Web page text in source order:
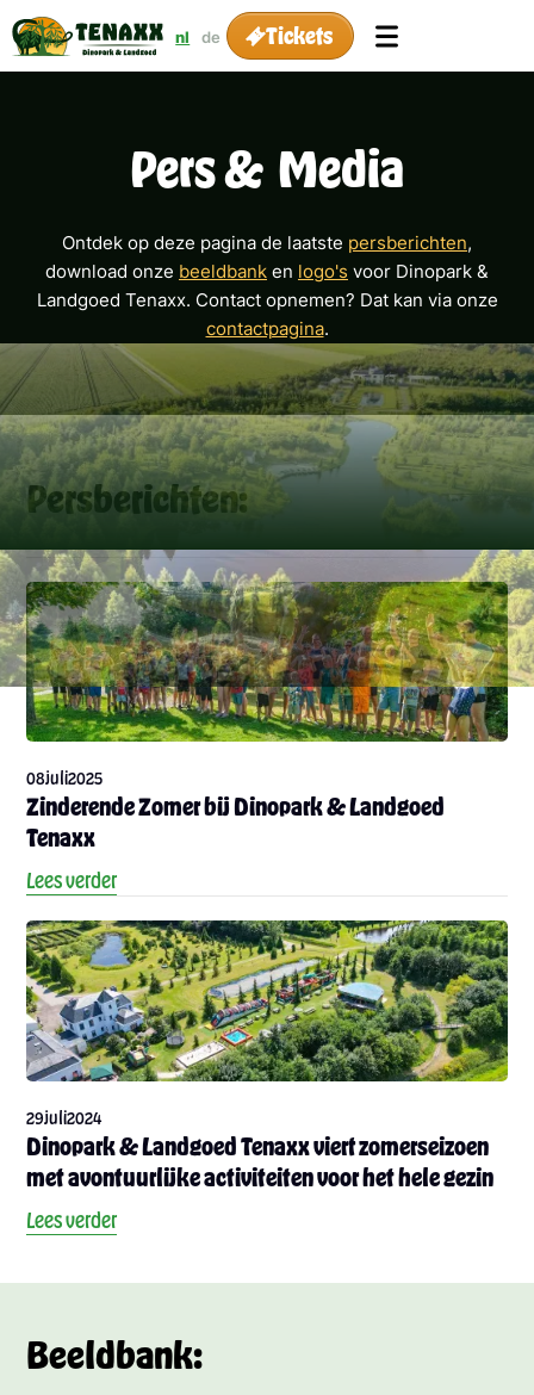
nl de Tickets
Pers & Media
Ontdek op deze pagina de laatste persberichten,
download onze beeldbank en logo's voor Dinopark &
Landgoed Tenaxx. Contact opnemen? Dat kan via onze
contactpagina.
Persberichten:
08juli2025
Zinderende Zomer bij Dinopark & Landgoed
Tenaxx
Lees verder
29juli2024
Dinopark & Landgoed Tenaxx viert zomerseizoen
met avontuurlijke activiteiten voor het hele gezin
Lees verder
Beeldbank: